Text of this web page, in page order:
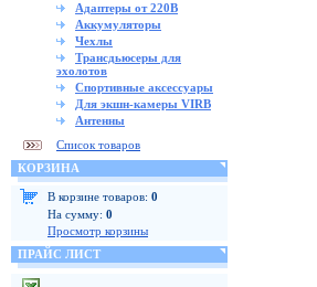
Адаптеры от 220В
Аккумуляторы
Чехлы
Трансдьюсеры для
эхолотов
Спортивные аксессуары
Для экшн-камеры VIRB
Антенны
Список товаров
КОРЗИНА
В корзине товаров: 0
На сумму: 0
Просмотр корзины
ПРАЙС ЛИСТ